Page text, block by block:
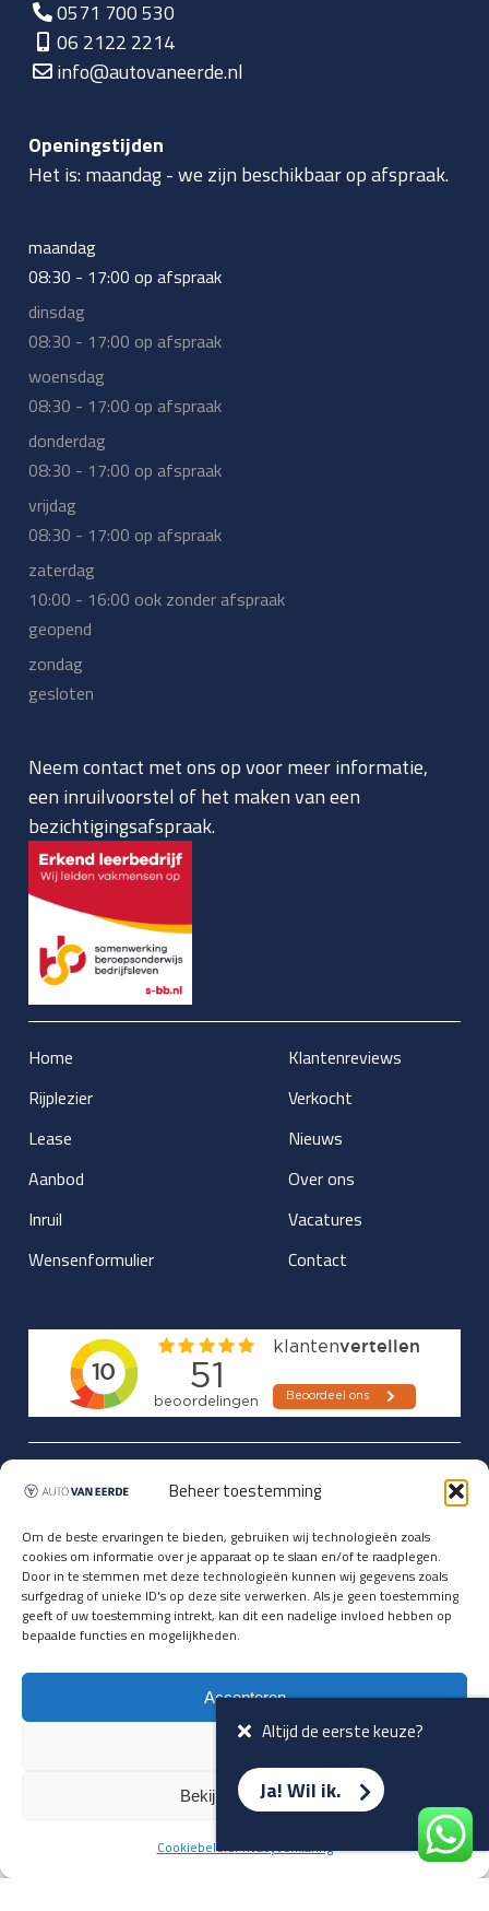
Beheer toestemming
Om de beste ervaringen te bieden, gebruiken wij technologieën zoals
cookies om informatie over je apparaat op te slaan en/of te raadplegen.
Door in te stemmen met deze technologieën kunnen wij gegevens zoals
surfgedrag of unieke ID's op deze site verwerken. Als je geen toestemming
geeft of uw toestemming intrekt, kan dit een nadelige invloed hebben op
bepaalde functies en mogelijkheden.
Accepteren
Bekijk voorkeuren
CookiebeleidPrivacyverklaring
Terug naar overzicht
0571 700 530
06 2122 2214
info@autovaneerde.nl
Openingstijden
Het is:maandag-we zijn beschikbaar op afspraak.
maandag
08:30 - 17:00 op afspraak
dinsdag
08:30 - 17:00 op afspraak
woensdag
08:30 - 17:00 op afspraak
donderdag
08:30 - 17:00 op afspraak
vrijdag
08:30 - 17:00 op afspraak
zaterdag
10:00 - 16:00 ook zonder afspraak
geopend
zondag
gesloten
Neem contact met ons op voor meer informatie,
een inruilvoorstel of het maken van een
bezichtigingsafspraak.
Home
Rijplezier
Lease
Aanbod
Inruil
Wensenformulier
Klantenreviews
Verkocht
Nieuws
Over ons
Vacatures
Contact
Updates over nieuwbinnen-komers
vóórdat ze op de portals staan?
Registreer je hier.
E-mailadres *
Altijd de eerste keuze?
Ja! Wil ik.